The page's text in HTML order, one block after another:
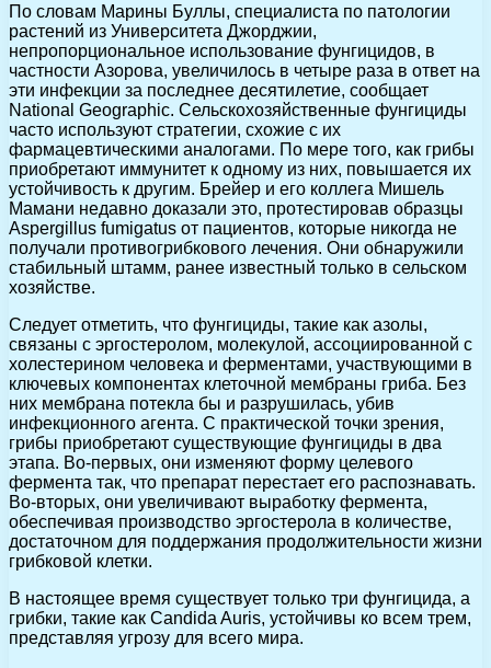
По словам Марины Буллы, специалиста по патологии
растений из Университета Джорджии,
непропорциональное использование фунгицидов, в
частности Азорова, увеличилось в четыре раза в ответ на
эти инфекции за последнее десятилетие, сообщает
National Geographic. Сельскохозяйственные фунгициды
часто используют стратегии, схожие с их
фармацевтическими аналогами. По мере того, как грибы
приобретают иммунитет к одному из них, повышается их
устойчивость к другим. Брейер и его коллега Мишель
Мамани недавно доказали это, протестировав образцы
Aspergillus fumigatus от пациентов, которые никогда не
получали противогрибкового лечения. Они обнаружили
стабильный штамм, ранее известный только в сельском
хозяйстве.
Следует отметить, что фунгициды, такие как азолы,
связаны с эргостеролом, молекулой, ассоциированной с
холестерином человека и ферментами, участвующими в
ключевых компонентах клеточной мембраны гриба. Без
них мембрана потекла бы и разрушилась, убив
инфекционного агента. С практической точки зрения,
грибы приобретают существующие фунгициды в два
этапа. Во-первых, они изменяют форму целевого
фермента так, что препарат перестает его распознавать.
Во-вторых, они увеличивают выработку фермента,
обеспечивая производство эргостерола в количестве,
достаточном для поддержания продолжительности жизни
грибковой клетки.
В настоящее время существует только три фунгицида, а
грибки, такие как Candida Auris, устойчивы ко всем трем,
представляя угрозу для всего мира.